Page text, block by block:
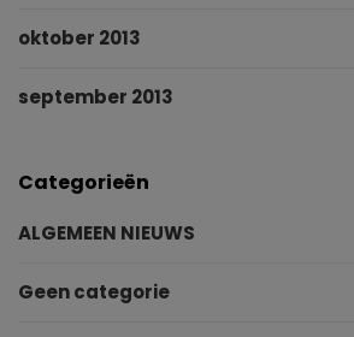
oktober 2013
september 2013
Categorieën
ALGEMEEN NIEUWS
Geen categorie